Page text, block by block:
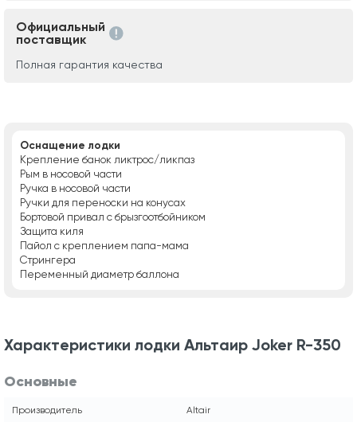
Официальный
поставщик
Полная гарантия качества
Оснащение лодки
Крепление банок ликтрос/ликпаз
Рым в носовой части
Ручка в носовой части
Ручки для переноски на конусах
Бортовой привал с брызгоотбойником
Защита киля
Пайол с креплением папа-мама
Стрингера
Переменный диаметр баллона
Характеристики лодки Альтаир Joker R-350
Основные
Производитель Altair